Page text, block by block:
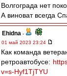
Волгограда нет
А виноват всегда
Ehidna -
01 май 2023 23:24
Как команда
ретроавтобусе:
v=s-Hyf1TjTYU